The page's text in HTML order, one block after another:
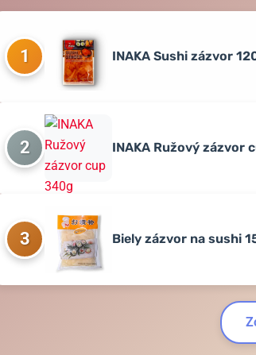
1 INAKA Sushi zázvor
2 INAKA Ružový zázvor
3 Biely zázvor na sushi